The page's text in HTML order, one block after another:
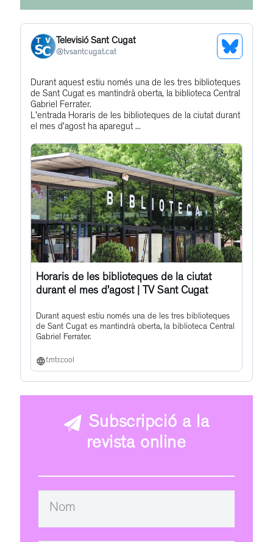
Televisió Sant Cugat
@tvsantcugat.cat
See
Profile
Get
to
this
Durant aquest estiu només una de les tres biblioteques
de Sant Cugat es mantindrà oberta, la biblioteca Central
Gabriel Ferrater.
L'entrada Horaris de les biblioteques de la ciutat durant
el mes d’agost ha aparegut ...
Horaris de les biblioteques de la ciutat
durant el mes d’agost | TV Sant Cugat
Durant aquest estiu només una de les tres biblioteques
de Sant Cugat es mantindrà oberta, la biblioteca Central
Gabriel Ferrater.
f.mtr.cool
Subscripció a la
revista online